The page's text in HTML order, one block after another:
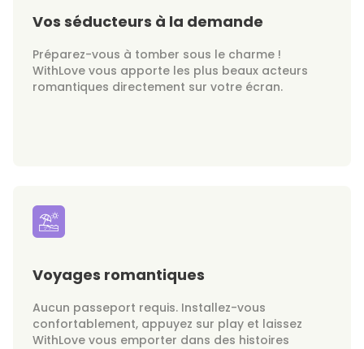
Vos séducteurs à la demande
Préparez-vous à tomber sous le charme !
WithLove vous apporte les plus beaux acteurs
romantiques directement sur votre écran.
Voyages romantiques
Aucun passeport requis. Installez-vous
confortablement, appuyez sur play et laissez
WithLove vous emporter dans des histoires